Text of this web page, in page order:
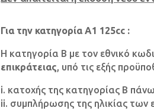
Για την κατηγορία Α1 125cc :
Η κατηγορία Β με τον εθνικό
επικράτειας, υπό τις εξής
i. κατοχής της κατηγορίας Β
ii. συμπλήρωσης της ηλικίας των